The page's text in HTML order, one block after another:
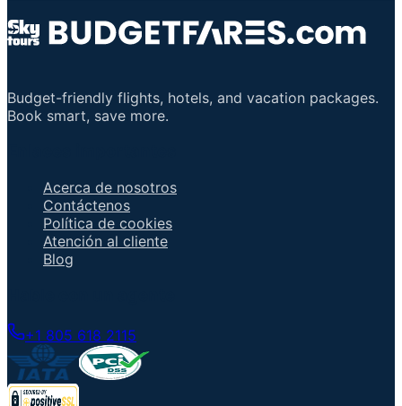
Budget-friendly flights, hotels, and vacation packages.
Book smart, save more.
Acerca de nosotros
Contáctenos
Política de cookies
Atención al cliente
Blog
+1 805 618 2115